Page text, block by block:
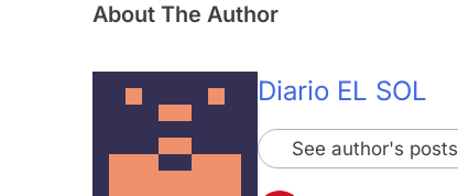
About The Author
Diario EL SOL
See author's posts